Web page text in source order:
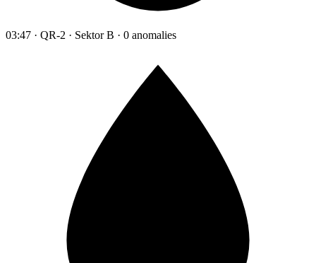
03:47 · QR-2 · Sektor B · 0 anomalies